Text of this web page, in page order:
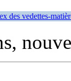
des vedettes-